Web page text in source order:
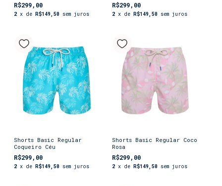
R$299,00
2 x de R$149,50 sem juros
R$299,00
2 x de R$149,50 sem juros
Shorts Basic Regular
Coqueiro Céu
R$299,00
2 x de R$149,50 sem juros
Shorts Basic Regular Coco
Rosa
R$299,00
2 x de R$149,50 sem juros